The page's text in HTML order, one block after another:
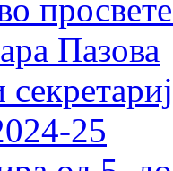
Пазова
25